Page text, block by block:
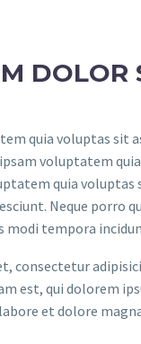
DOLOR
quia voluptas sit
voluptatem
quia voluptas
Neque porro
modi tempora
consectetur
est, qui dolorem
et dolore